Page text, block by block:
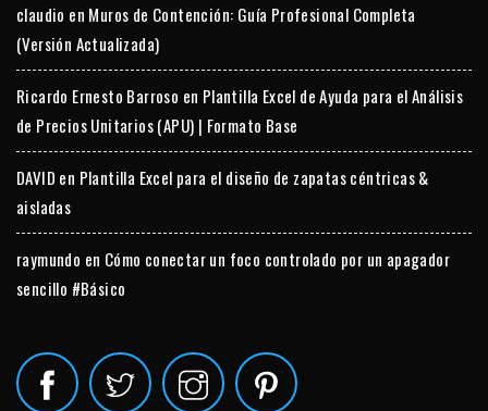
claudio en Muros de Contención: Guía Profesional Completa
(Versión Actualizada)
Ricardo Ernesto Barroso en Plantilla Excel de Ayuda para el Análisis
de Precios Unitarios (APU) | Formato Base
DAVID en Plantilla Excel para el diseño de zapatas céntricas &
aisladas
raymundo en Cómo conectar un foco controlado por un apagador
sencillo #Básico